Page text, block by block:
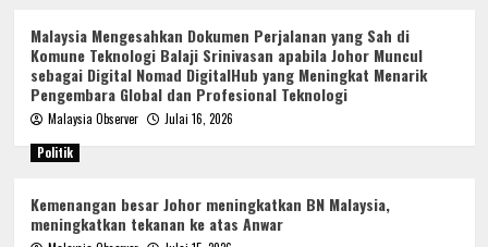
Malaysia Mengesahkan Dokumen Perjalanan yang Sah di
Komune Teknologi Balaji Srinivasan apabila Johor Muncul
sebagai Digital Nomad DigitalHub yang Meningkat Menarik
Pengembara Global dan Profesional Teknologi
Malaysia Observer
Julai 16, 2026
Politik
Kemenangan besar Johor meningkatkan BN Malaysia,
meningkatkan tekanan ke atas Anwar